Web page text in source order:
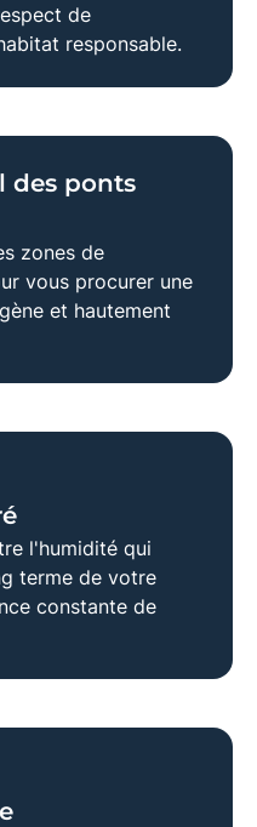
de
responsable.
des ponts
zones de
vous procurer une
et hautement
l'humidité qui
terme de votre
constante de